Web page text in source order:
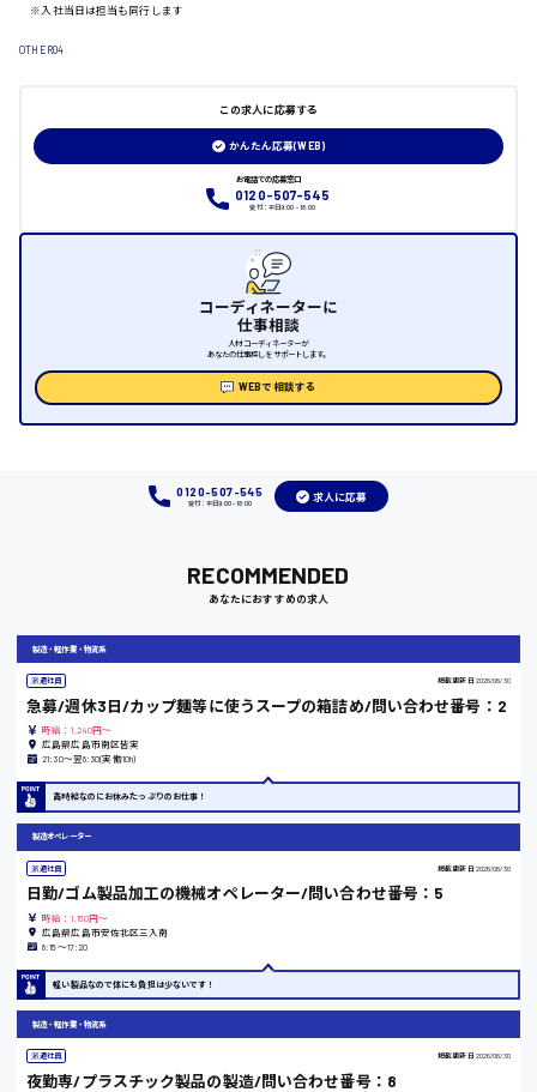
大阪府
竹原市
東京都
月給制すべて
時給1100円～
時給1300円〜
※入社当日は担当も同行します
OTHER04
この求人に応募する
かんたん応募(WEB)
お電話での応募窓口
0120-507-545
受付：平日9:00 - 18:00
コーディネーターに
仕事相談
人材コーディネーターが
あなたの仕事探しをサポートします。
WEBで相談する
0120-507-545
受付：平日9:00 - 18:00
求人に応募
RECOMMENDED
あなたにおすすめの求人
製造・軽作業・物流系
派遣社員 掲載更新日 2026/06/30
急募/週休3日/カップ麺等に使うスープの箱詰め/問い合わせ番号：2
時給：1,240円～
広島県広島市南区皆実
21:30〜翌8:30(実働10h)
高時給なのにお休みたっぷりのお仕事！
製造オペレーター
派遣社員 掲載更新日 2026/06/30
日勤/ゴム製品加工の機械オペレーター/問い合わせ番号：5
時給：1,150円～
広島県広島市安佐北区三入南
8:15〜17:20
軽い製品なので体にも負担は少ないです！
製造・軽作業・物流系
派遣社員 掲載更新日 2026/06/30
夜勤専/プラスチック製品の製造/問い合わせ番号：8